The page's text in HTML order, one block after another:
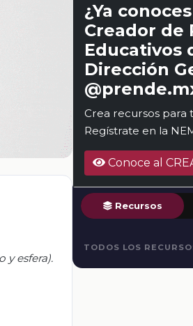
y esfera).
¿Ya
Creador de
Educativos
Dirección
Crea recursos para
Regístrate en la
Conoce al
Recursos
TODOS LOS